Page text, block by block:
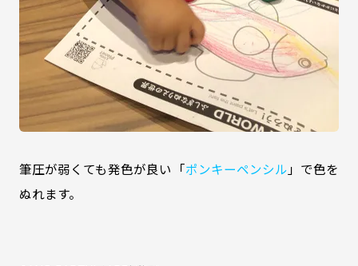
筆圧が弱くても発色が良い「ポンキーペンシル 」で色を
ぬれます。